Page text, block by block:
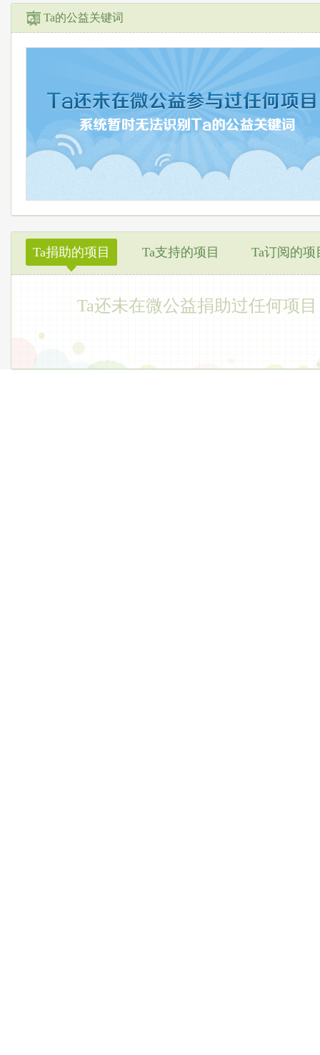
Ta的公益关键词
Ta捐助的项目
◆
Ta支持的项目 Ta订阅的项
Ta还未在微公益捐助过任何项目